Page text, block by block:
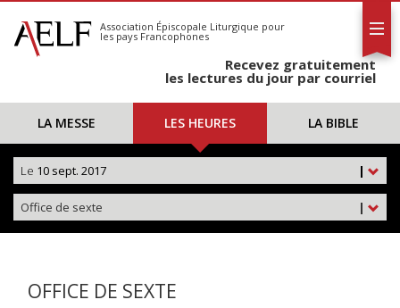
S'abonner
Calendrier
Association Épiscopale Liturgique pour
les pays Francophones
Recevez gratuitement
les lectures du jour par courriel
LA MESSE LES HEURES LA BIBLE
|
Le 10 sept. 2017
|
Office de sexte
OFFICE DE SEXTE